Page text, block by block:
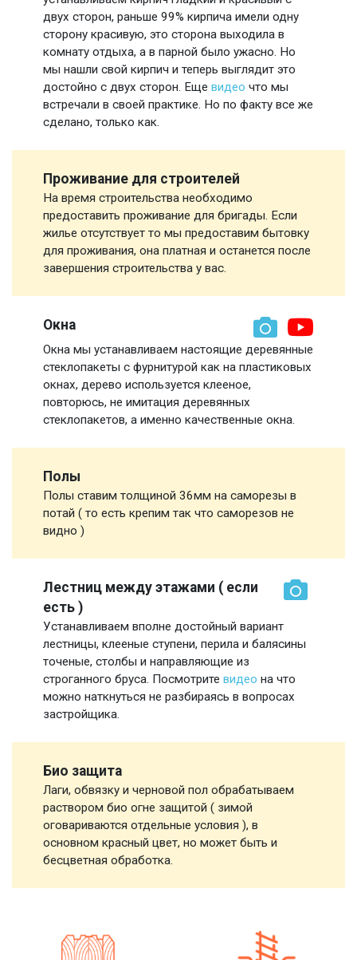
двух сторон, раньше 99% кирпича имели одну
сторону красивую, это сторона выходила в
комнату отдыха, а в парной было ужасно. Но
мы нашли свой кирпич и теперь выглядит это
достойно с двух сторон. Еще видео что мы
встречали в своей практике. Но по факту все же
сделано, только как.
Проживание для строителей
На время строительства необходимо
предоставить проживание для бригады. Если
жилье отсутствует то мы предоставим бытовку
для проживания, она платная и останется после
завершения строительства у вас.
Окна
Окна мы устанавливаем настоящие деревянные
стеклопакеты с фурнитурой как на пластиковых
окнах, дерево используется клееное,
повторюсь, не имитация деревянных
стеклопакетов, а именно качественные окна.
Полы
Полы ставим толщиной 36мм на саморезы в
потай ( то есть крепим так что саморезов не
видно )
Лестниц между этажами ( если
есть )
Устанавливаем вполне достойный вариант
лестницы, клееные ступени, перила и балясины
точеные, столбы и направляющие из
строганного бруса. Посмотрите видео на что
можно наткнуться не разбираясь в вопросах
застройщика.
Био защита
Лаги, обвязку и черновой пол обрабатываем
раствором био огне защитой ( зимой
оговариваются отдельные условия ), в
основном красный цвет, но может быть и
бесцветная обработка.